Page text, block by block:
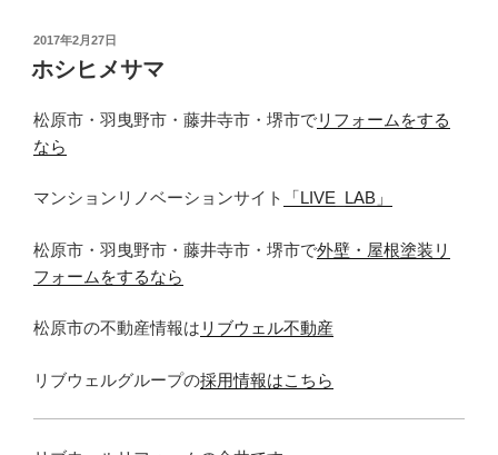
投
稿
日:
2017年2月27日
ホシヒメサマ
松原市・羽曳野市・藤井寺市・堺市でリフォームをする
なら
マンションリノベーションサイト 「LIVE_LAB」
松原市・羽曳野市・藤井寺市・堺市で外壁・屋根塗装リ
フォームをするなら
松原市の不動産情報は リブウェル不動産
リブウェルグループの採用情報はこちら